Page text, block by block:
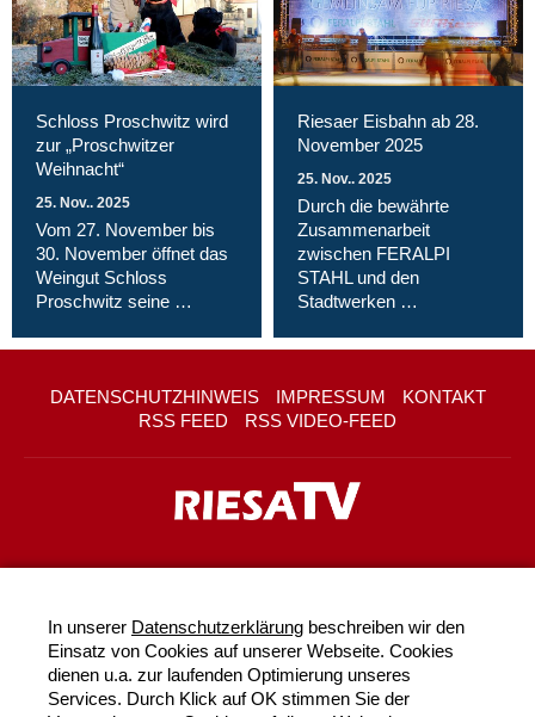
Schloss Proschwitz wird
zur „Proschwitzer
Weihnacht“
25. Nov.. 2025
Vom 27. November bis
30. November öffnet das
Weingut Schloss
Proschwitz seine …
Riesaer Eisbahn ab 28.
November 2025
25. Nov.. 2025
Durch die bewährte
Zusammenarbeit
zwischen FERALPI
STAHL und den
Stadtwerken …
DATENSCHUTZHINWEIS IMPRESSUM
KONTAKT
RSS FEED
RSS VIDEO-FEED
In unserer Datenschutzerklärung beschreiben wir den
Einsatz von Cookies auf unserer Webseite. Cookies
dienen u.a. zur laufenden Optimierung unseres
Services. Durch Klick auf OK stimmen Sie der